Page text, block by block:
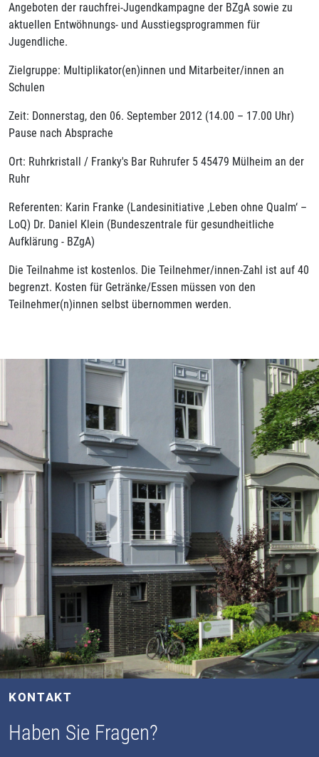
Angeboten der rauchfrei-Jugendkampagne der BZgA sowie zu
aktuellen Entwöhnungs- und Ausstiegsprogrammen für
Jugendliche.
Zielgruppe: Multiplikator(en)innen und Mitarbeiter/innen an
Schulen
Zeit: Donnerstag, den 06. September 2012 (14.00 – 17.00 Uhr)
Pause nach Absprache
Ort: Ruhrkristall / Franky's Bar Ruhrufer 5 45479 Mülheim an der
Ruhr
Referenten: Karin Franke (Landesinitiative ‚Leben ohne Qualm‘ –
LoQ) Dr. Daniel Klein (Bundeszentrale für gesundheitliche
Aufklärung - BZgA)
Die Teilnahme ist kostenlos. Die Teilnehmer/innen-Zahl ist auf 40
begrenzt. Kosten für Getränke/Essen müssen von den
Teilnehmer(n)innen selbst übernommen werden.
KONTAKT
Haben Sie Fragen?